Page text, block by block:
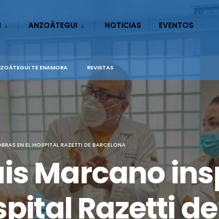
ANZOÁTEGUI NOTICIAS EVENTOS
TE ENAMORA REVISTAS
EN EL HOSPITAL RAZETTI DE BARCELONA
Marcano
Razetti